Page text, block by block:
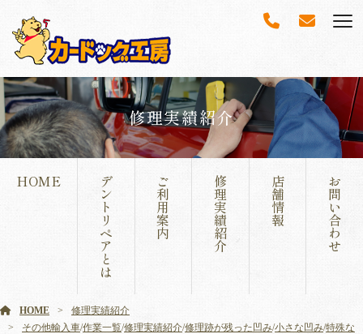
修理実績紹介
HOME デ
ン
ト
リ
ペ
ア
と
は
ご
利
用
案
内
修
理
実
績
紹
介
店
舗
情
報
お
問
い
合
わ
せ
HOME
修理実績紹介
その他輸入車/作業一覧/修理実績紹介/修理跡が残った凹み/小さな凹み/特殊な